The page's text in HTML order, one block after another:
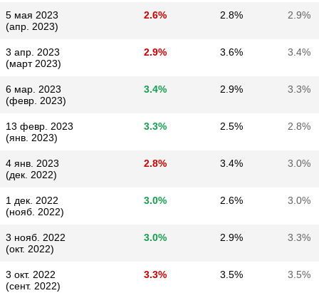
5 мая 2023
(апр. 2023)
2.6% 2.8% 2.9%
3 апр. 2023
(март 2023)
2.9% 3.6% 3.4%
6 мар. 2023
(февр. 2023)
3.4% 2.9% 3.3%
13 февр. 2023
(янв. 2023)
3.3% 2.5% 2.8%
4 янв. 2023
(дек. 2022)
2.8% 3.4% 3.0%
1 дек. 2022
(нояб. 2022)
3.0% 2.6% 3.0%
3 нояб. 2022
(окт. 2022)
3.0% 2.9% 3.3%
3 окт. 2022
(сент. 2022)
3.3% 3.5% 3.5%